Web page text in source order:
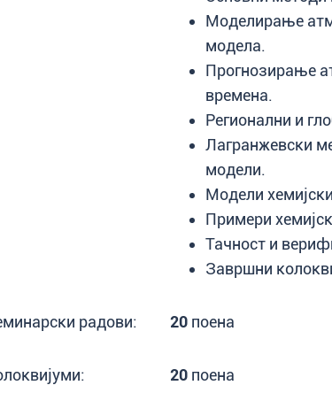
Моделирање
модела.
Прогнозирање
времена.
Регионални и
Лагранжевски
модели.
Модели
Примери
Тачност и
Завршни
радови: 20 поена
20 поена